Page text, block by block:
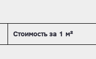
Стоимость за 1 м²